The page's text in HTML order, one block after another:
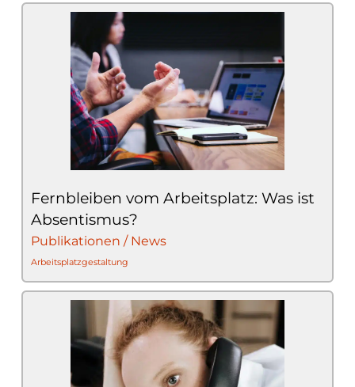
Fernbleiben vom Arbeitsplatz: Was ist
Absentismus?
Publikationen / News
Arbeitsplatzgestaltung